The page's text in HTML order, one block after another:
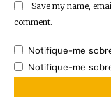
Save my name,
comment.
Notifique-me
Notifique-me